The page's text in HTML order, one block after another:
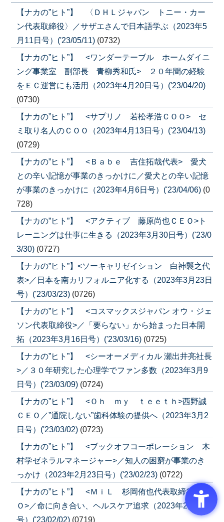
【ナカの”ヒト”】 〈ＤＨＬジャパン トニー・カー
ン代表取締役〉／サザエさんで日本語学ぶ（2023年5
月11日号）('23/05/11) (0732)
【ナカの”ヒト”】 <ワンダーテーブル ホームダイニ
ング事業室 副部長 青柳秀和氏> ２０年間の経験
をＥＣ運営にも活用（2023年4月20日号）('23/04/20)
(0730)
【ナカの”ヒト”】 <サプリノ 若松孝浩ＣＯＯ> セ
ミ取り名人のＣＯＯ（2023年4月13日号）('23/04/13)
(0729)
【ナカの”ヒト”】 <Ｂａｂｅ 吉住拓哉代表> 愛犬
との辛い記憶が事業のきっかけに／愛犬との辛い記憶
が事業のきっかけに（2023年4月6日号）('23/04/06) (0
728)
【ナカの”ヒト”】 <アクティブ 藤原尚也ＣＥＯ>ト
レーニングは仕事に生きる（2023年3月30日号）('23/0
3/30) (0727)
【ナカの”ヒト”】<ソーキャリゼイション 白神襲之代
表>／日本を南カリフォルニア化する（2023年3月23日
号）('23/03/23) (0726)
【ナカの”ヒト”】 <コスマックスジャパン オウ・ジェ
ソン代表取締役>／「要らない」から始まった日本開
拓（2023年3月16日号）('23/03/16) (0725)
【ナカの”ヒト”】 <シーオーメディカル 瀬出井亮社長
>／３０年研究した心理学でファン多数（2023年3月9
日号）('23/03/09) (0724)
【ナカの”ヒト”】 <Ｏｈ ｍｙ ｔｅｅｔｈ>西野誠
ＣＥＯ／”通院しない”歯科体験の提供へ（2023年3月2
日号）('23/03/02) (0723)
【ナカの”ヒト”】 <ブックオフコーポレーション 木
村学ゼネラルマネージャー>／知人の困窮が事業のき
っかけ（2023年2月23日号）('23/02/23) (0722)
【ナカの”ヒト”】 <ＭｉＬ 杉岡侑也代表取締役ＣＥ
Ｏ>／命に向き合い、ヘルスケア追求（2023年2月2日
号）('23/02/02) (0719)